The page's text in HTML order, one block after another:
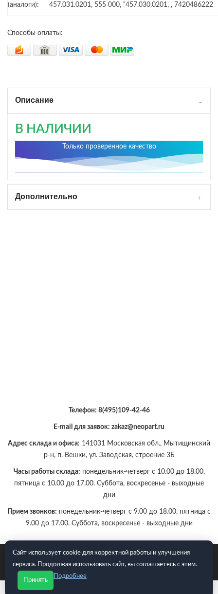
(аналоги):
457.031.0201, 555 000, “457.030.0201, , 7420486222
Способы оплаты:
Описание
В НАЛИЧИИ
Только проверенное качество
Дополнительно
Телефон: 8(495)109-42-46
E-mail для заявок: zakaz@neopart.ru
Адрес склада и офиса: 141031 Московская обл., Мытищинский
р-н, п. Вешки, ул. Заводская, строение 3Б
Часы работы склада: понедельник-четверг с 10.00 до 18.00,
пятница с 10.00 до 17.00. Суббота, воскресенье - выходные
дни
Прием звонков: понедельник-четверг с 9.00 до 18.00, пятница с
9.00 до 17.00. Суббота, воскресенье - выходные дни
E-mail для заявок: zakaz@neopart.ru. Телефон:8(495)109-42-
46
Политика конфиденциальности
Сайт использует cookie для корректной работы и улучшения
сервиса. Продолжая использовать сайт, вы соглашаетесь с этим.
Подробнее
Принять